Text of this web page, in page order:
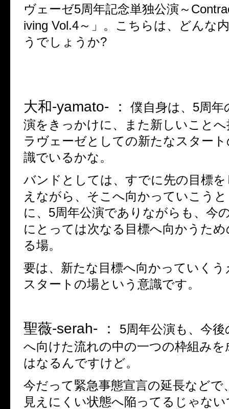
ヴェーゼ5周年記念単独公演～
iving Vol.4～」。こちらは、どんな
うでしょうか?
大和-yamato- ： 僕自身は、 5周年
演をきっかけに、また新しいこと
ラヴェーゼとしての新たなスター
識でいるかな。
バンドとしては、すでに先の目標
えながら、そこへ向かっていこう
に、 5周年公演でありながらも、今
にとっては次なる目標へ向かうた
る場。
要は、新たな目標へ向かっていく
スタートの場という意識です。
聖薇-serah- ： 5周年公演も、今
へ向けた流れの中の一つの枠組み
はなるんですけど。
今だって緊急事態宣言の延長などで
見えにくい状態へ陥ってるじゃな